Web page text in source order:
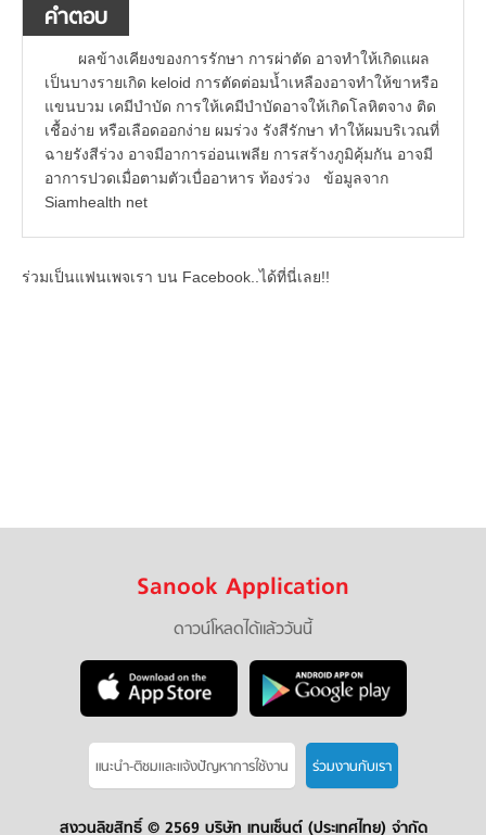
คำตอบ
ผลข้างเคียงของการรักษา การผ่าตัด อาจทำให้เกิดแผล
เป็นบางรายเกิด keloid การตัดต่อมน้ำเหลืองอาจทำให้ขาหรือ
แขนบวม เคมีบำบัด การให้เคมีบำบัดอาจให้เกิดโลหิตจาง ติด
เชื้อง่าย หรือเลือดออกง่าย ผมร่วง รังสีรักษา ทำให้ผมบริเวณที่
ฉายรังสีร่วง อาจมีอาการอ่อนเพลีย การสร้างภูมิคุ้มกัน อาจมี
อาการปวดเมื่อตามตัวเบื่ออาหาร ท้องร่วง ข้อมูลจาก
Siamhealth net
ร่วมเป็นแฟนเพจเรา บน Facebook..ได้ที่นี่เลย!!
Sanook Application
ดาวน์โหลดได้แล้ววันนี้
แนะนำ-ติชมเเละแจ้งปัญหาการใช้งาน ร่วมงานกับเรา
สงวนลิขสิทธิ์ © 2569 บริษัท เทนเซ็นต์ (ประเทศไทย) จำกัด